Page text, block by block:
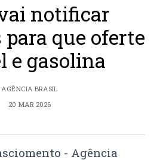
notificar
para que oferte
e gasolina
AGÊNCIA BRASIL
20 MAR 2026